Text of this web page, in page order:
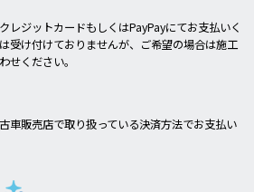
レジットカードもしくはPayPayにてお支払いく
受け付けておりませんが、ご希望の場合は施工
せください。
車販売店で取り扱っている決済方法でお支払い